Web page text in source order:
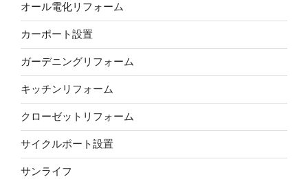
オール電化リフォーム
カーポート設置
ガーデニングリフォーム
キッチンリフォーム
クローゼットリフォーム
サイクルポート設置
サンライフ